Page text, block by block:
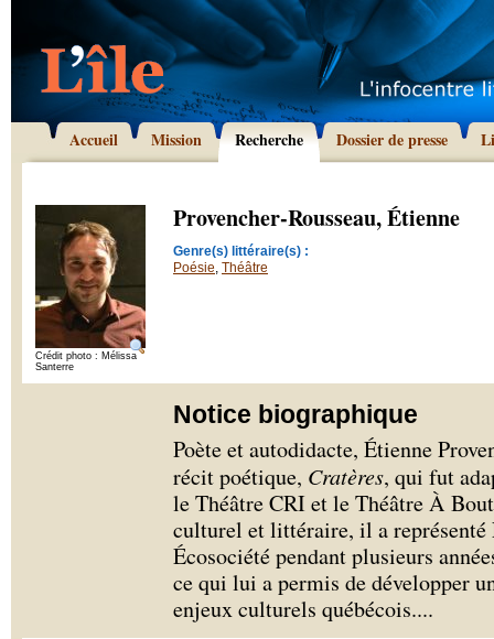
Accueil Mission Recherche Dossier de presse
Crédit photo : Mélissa
Santerre
Provencher-Rousseau, Étienne
Genre(s) littéraire(s) :
Poésie, Théâtre
Notice biographique
Poète et autodidacte, Étienne
récit poétique, Cratères, qui fut
le Théâtre CRI et le Théâtre À
culturel et littéraire, il a
Écosociété pendant plusieurs
ce qui lui a permis de développer
enjeux culturels québécois....